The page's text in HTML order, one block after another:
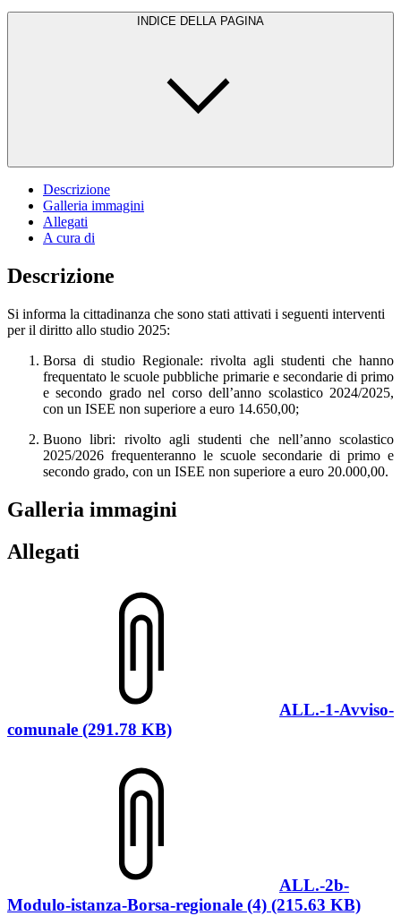
INDICE DELLA PAGINA
Descrizione
Galleria immagini
Allegati
A cura di
Descrizione
Si informa la cittadinanza che sono stati attivati i seguenti interventi
per il diritto allo studio 2025:
Borsa di studio Regionale: rivolta agli studenti che hanno
frequentato le scuole pubbliche primarie e secondarie di primo
e secondo grado nel corso dell’anno scolastico 2024/2025,
con un ISEE non superiore a euro 14.650,00;
Buono libri: rivolto agli studenti che nell’anno scolastico
2025/2026 frequenteranno le scuole secondarie di primo e
secondo grado, con un ISEE non superiore a euro 20.000,00.
Galleria immagini
Allegati
ALL.-1-Avviso-
comunale (291.78 KB)
ALL.-2b-
Modulo-istanza-Borsa-regionale (4) (215.63 KB)